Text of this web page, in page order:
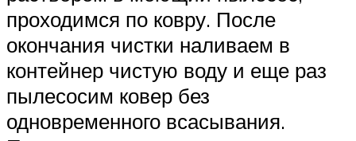
проходимся по ковру. После
окончания чистки наливаем в
контейнер чистую воду и еще раз
пылесосим ковер без
одновременного всасывания.